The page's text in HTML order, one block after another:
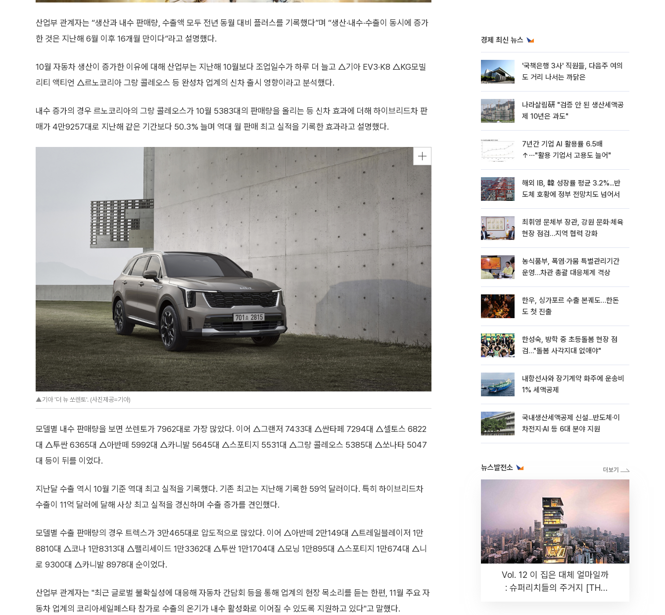
산업부 관계자는 “생산과 내수 판매량, 수출액 모두 전년 동월 대비 플러스를 기록했다”며 “생산·내수·수출이 동시에 증가
한 것은 지난해 6월 이후 16개월 만이다”라고 설명했다.
10월 자동차 생산이 증가한 이유에 대해 산업부는 지난해 10월보다 조업일수가 하루 더 늘고 △기아 EV3·K8 △KG모빌
리티 액티언 △르노코리아 그랑 콜레오스 등 완성차 업계의 신차 출시 영향이라고 분석했다.
내수 증가의 경우 르노코리아의 그랑 콜레오스가 10월 5383대의 판매량을 올리는 등 신차 효과에 더해 하이브리드차 판
매가 4만9257대로 지난해 같은 기간보다 50.3% 늘며 역대 월 판매 최고 실적을 기록한 효과라고 설명했다.
▲기아 '더 뉴 쏘렌토'. (사진제공=기아)
모델별 내수 판매량을 보면 쏘렌토가 7962대로 가장 많았다. 이어 △그랜저 7433대 △싼타페 7294대 △셀토스 6822
대 △투싼 6365대 △아반떼 5992대 △카니발 5645대 △스포티지 5531대 △그랑 콜레오스 5385대 △쏘나타 5047
대 등이 뒤를 이었다.
지난달 수출 역시 10월 기준 역대 최고 실적을 기록했다. 기존 최고는 지난해 기록한 59억 달러이다. 특히 하이브리드차
수출이 11억 달러에 달해 사상 최고 실적을 경신하며 수출 증가를 견인했다.
모델별 수출 판매량의 경우 트렉스가 3만465대로 압도적으로 많았다. 이어 △아반떼 2만149대 △트레일블레이저 1만
8810대 △코나 1만8313대 △팰리세이드 1만3362대 △투싼 1만1704대 △모닝 1만895대 △스포티지 1만674대 △니
로 9300대 △카니발 8978대 순이었다.
산업부 관계자는 "최근 글로벌 불확실성에 대응해 자동차 간담회 등을 통해 업계의 현장 목소리를 듣는 한편, 11월 주요 자
동차 업계의 코리아세일페스타 참가로 수출의 온기가 내수 활성화로 이어질 수 있도록 지원하고 있다"고 말했다.
경제 최신 뉴스
'국책은행 3사' 직원들, 다음주 여의
도 거리 나서는 까닭은
나라살림硏 "검증 안 된 생산세액공
제 10년은 과도"
7년간 기업 AI 활용률 6.5배
↑⋯"활용 기업서 고용도 늘어"
해외 IB, 韓 성장률 평균 3.2%...반
도체 호황에 정부 전망치도 넘어서
최휘영 문체부 장관, 강원 문화·체육
현장 점검…지역 협력 강화
농식품부, 폭염·가뭄 특별관리기간
운영…차관 총괄 대응체계 격상
한우, 싱가포르 수출 본궤도…한돈
도 첫 진출
한성숙, 방학 중 초등돌봄 현장 점
검…"돌봄 사각지대 없애야"
내항선사와 장기계약 화주에 운송비
1% 세액공제
국내생산세액공제 신설...반도체·이
차전지·AI 등 6대 분야 지원
뉴스발전소
Vol. 12 이 집은 대체 얼마일까
: 슈퍼리치들의 주거지 [THE